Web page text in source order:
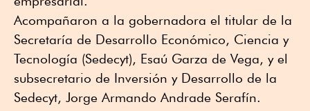
Acompañaron a la gobernadora el titular de la
Secretaría de Desarrollo Económico, Ciencia y
Tecnología (Sedecyt), Esaú Garza de Vega, y el
subsecretario de Inversión y Desarrollo de la
Sedecyt, Jorge Armando Andrade Serafín.